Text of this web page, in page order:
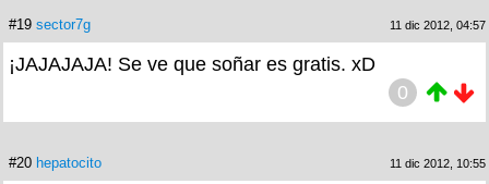
#19 sector7g 11 dic 2012, 04:57
¡JAJAJAJA! Se ve que soñar es gratis. xD
0
#20 hepatocito 11 dic 2012, 10:55